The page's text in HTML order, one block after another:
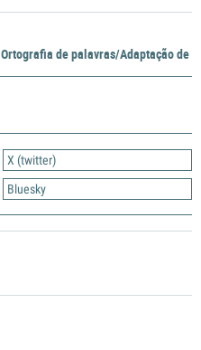
X (twitter)
Bluesky
Ortografia de palavras/Adaptação de